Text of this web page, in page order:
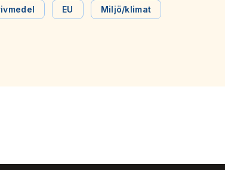
på lågkoldioxid- och ursprungskrav för produkter,
och elektriska fordon i offentlig upphandling.
EU Miljö/klimat